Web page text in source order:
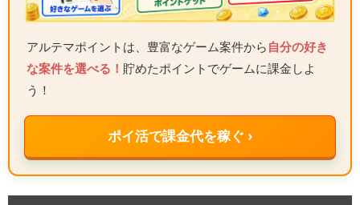
アルテマポイントは、豊富なゲーム案件から 自分の好き
な案件を選べる！ 貯めたポイントでゲームに課金しよ
う！
ポイ活で課金代を稼ぐ ›